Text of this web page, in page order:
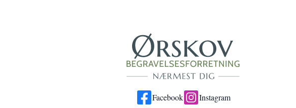
Facebook
Instagram